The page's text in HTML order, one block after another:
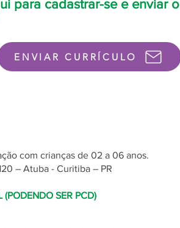
para cadastrar-se e enviar o
ENVIAR CURRÍCULO
com crianças de 02 a 06 anos.
– Atuba - Curitiba – PR
SER PCD)